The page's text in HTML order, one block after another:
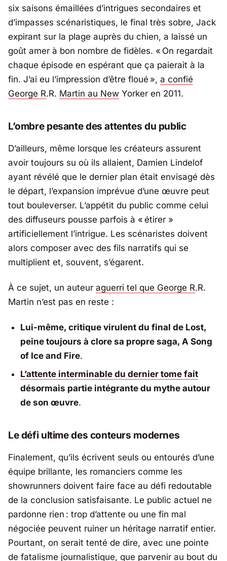
six saisons émaillées d’intrigues secondaires et
d’impasses scénaristiques, le final très sobre, Jack
expirant sur la plage auprès du chien, a laissé un
goût amer à bon nombre de fidèles. « On regardait
chaque épisode en espérant que ça paierait à la
fin. J’ai eu l’impression d’être floué », a confié
George R.R. Martin au New Yorker en 2011.
L’ombre pesante des attentes du public
D’ailleurs, même lorsque les créateurs assurent
avoir toujours su où ils allaient, Damien Lindelof
ayant révélé que le dernier plan était envisagé dès
le départ, l’expansion imprévue d’une œuvre peut
tout bouleverser. L’appétit du public comme celui
des diffuseurs pousse parfois à « étirer »
artificiellement l’intrigue. Les scénaristes doivent
alors composer avec des fils narratifs qui se
multiplient et, souvent, s’égarent.
À ce sujet, un auteur aguerri tel que George R.R.
Martin n’est pas en reste :
Lui-même, critique virulent du final de Lost,
peine toujours à clore sa propre saga, A Song
of Ice and Fire.
L’attente interminable du dernier tome fait
désormais partie intégrante du mythe autour
de son œuvre.
Le défi ultime des conteurs modernes
Finalement, qu’ils écrivent seuls ou entourés d’une
équipe brillante, les romanciers comme les
showrunners doivent faire face au défi redoutable
de la conclusion satisfaisante. Le public actuel ne
pardonne rien : trop d’attente ou une fin mal
négociée peuvent ruiner un héritage narratif entier.
Pourtant, on serait tenté de dire, avec une pointe
de fatalisme journalistique, que parvenir au bout du